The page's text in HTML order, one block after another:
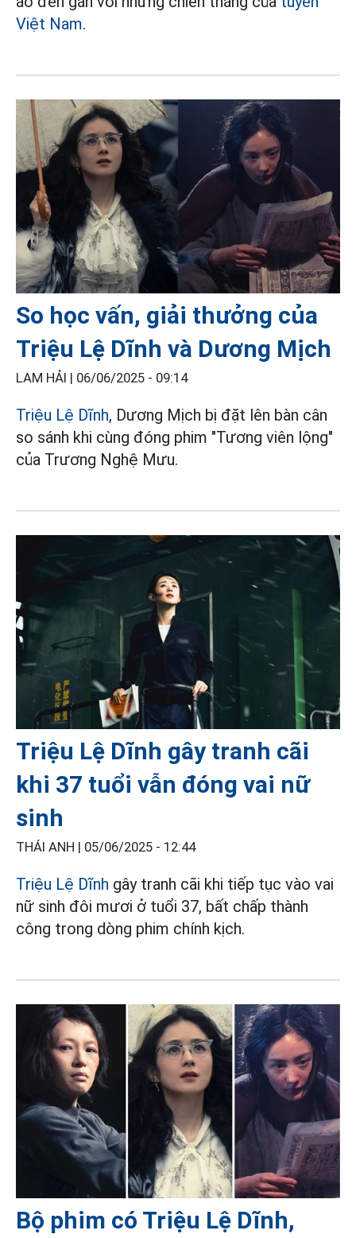
Việt Nam.
So học vấn, giải thưởng của
Triệu Lệ Dĩnh và Dương Mịch
LAM HẢI | 06/06/2025 - 09:14
Triệu Lệ Dĩnh, Dương Mịch bị đặt lên bàn cân
so sánh khi cùng đóng phim "Tương viên lộng"
của Trương Nghệ Mưu.
Triệu Lệ Dĩnh gây tranh cãi
khi 37 tuổi vẫn đóng vai nữ
sinh
THÁI ANH | 05/06/2025 - 12:44
Triệu Lệ Dĩnh gây tranh cãi khi tiếp tục vào vai
nữ sinh đôi mươi ở tuổi 37, bất chấp thành
công trong dòng phim chính kịch.
Bộ phim có Triệu Lệ Dĩnh,